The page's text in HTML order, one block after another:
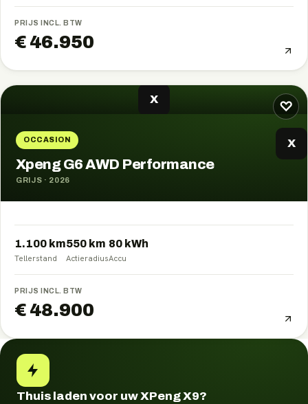
PRIJS INCL. BTW
€ 46.950
♡
X
OCCASION X
Xpeng G6 AWD Performance
GRIJS · 2026
1.100 km
Tellerstand
550 km
Actieradius
80 kWh
Accu
PRIJS INCL. BTW
€ 48.900
Thuis laden voor uw XPeng X9?